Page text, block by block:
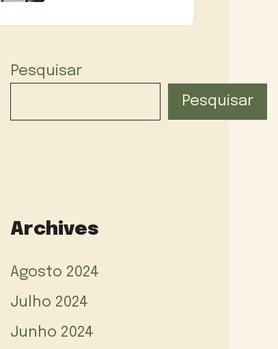
Pesquisar
Pesquisar
Archives
Agosto 2024
Julho 2024
Junho 2024